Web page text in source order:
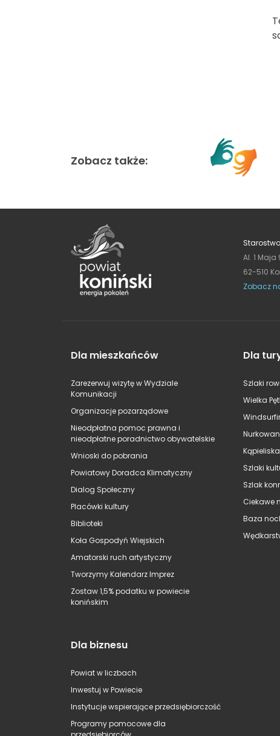
Zobacz także:
Al. 1 Maja
62-510
Zobacz
Dla mieszkańców
Zarezerwuj wizytę w Wydziale
Komunikacji
Organizacje pozarządowe
Nieodpłatna pomoc prawna i
nieodpłatne poradnictwo obywatelskie
Wnioski do pobrania
Powiatowy Doradca Klimatyczny
Dialog Społeczny
Placówki kultury
Biblioteki
Koła Gospodyń Wiejskich
Amatorski ruch artystyczny
Tworzymy Kalendarz Imprez
Zostaw 1,5% podatku w powiecie
konińskim
Dla biznesu
Powiat w liczbach
Inwestuj w Powiecie
Instytucje wspierające przedsiębiorczość
Programy pomocowe dla
Dla
Szlaki
Wielka
Kąpieliska
Szlaki
Szlak
Ciekawe
Baza